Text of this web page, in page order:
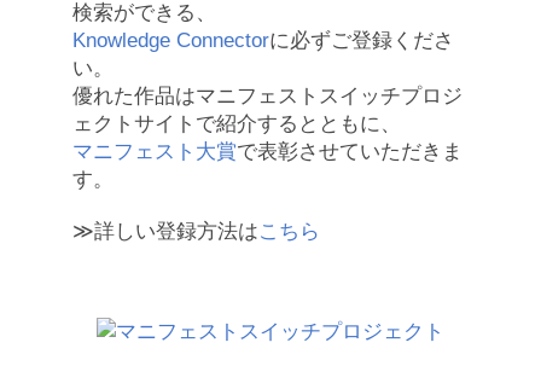
検索ができる、
Knowledge Connectorに必ずご登録くださ
い。
優れた作品はマニフェストスイッチプロジ
ェクトサイトで紹介するとともに、
マニフェスト大賞で表彰させていただきま
す。
≫詳しい登録方法はこちら